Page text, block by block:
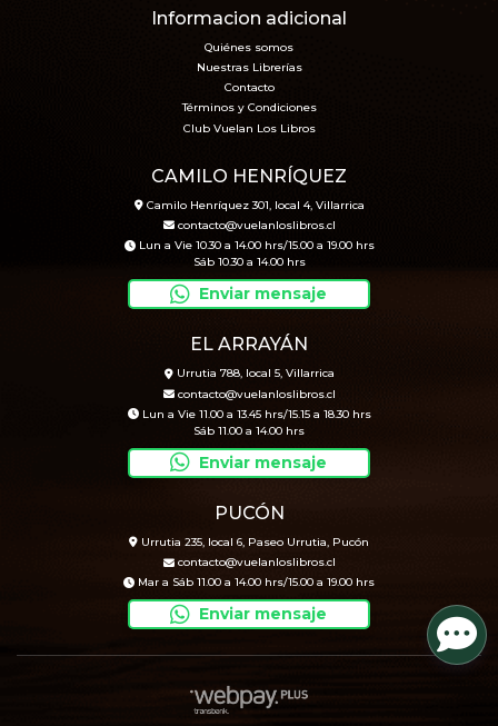
Informacion adicional
Quiénes somos
Nuestras Librerías
Contacto
Términos y Condiciones
Club Vuelan Los Libros
CAMILO HENRÍQUEZ
Camilo Henríquez 301, local 4, Villarrica
contacto@vuelanloslibros.cl
Lun a Vie 10.30 a 14.00 hrs/15.00 a 19.00 hrs
Sáb 10.30 a 14.00 hrs
Enviar mensaje
EL ARRAYÁN
Urrutia 788, local 5, Villarrica
contacto@vuelanloslibros.cl
Lun a Vie 11.00 a 13.45 hrs/15.15 a 18.30 hrs
Sáb 11.00 a 14.00 hrs
Enviar mensaje
PUCÓN
Urrutia 235, local 6, Paseo Urrutia, Pucón
contacto@vuelanloslibros.cl
Mar a Sáb 11.00 a 14.00 hrs/15.00 a 19.00 hrs
Enviar mensaje